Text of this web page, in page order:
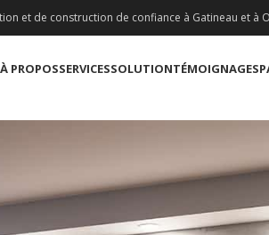
et de construction de confiance à Gatineau et à
À PROPOSSERVICESSOLUTIONTÉMOIGNAGES